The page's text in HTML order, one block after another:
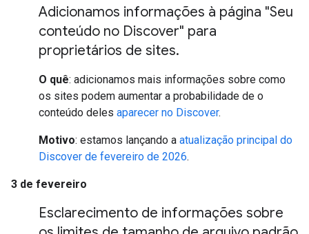
Adicionamos informações à página "Seu
conteúdo no Discover" para
proprietários de sites.
O quê: adicionamos mais informações sobre como
os sites podem aumentar a probabilidade de o
conteúdo deles aparecer no Discover.
Motivo: estamos lançando a atualização principal do
Discover de fevereiro de 2026.
3 de fevereiro
Esclarecimento de informações sobre